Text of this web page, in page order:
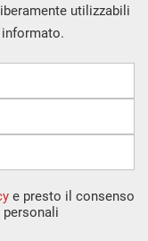
utilizzabili
e presto il consenso